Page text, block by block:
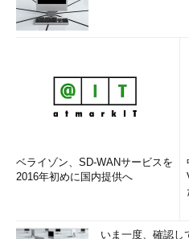
ベライゾン、SD-WANサービスを
2016年初めに国内提供へ
いま一度、確認し